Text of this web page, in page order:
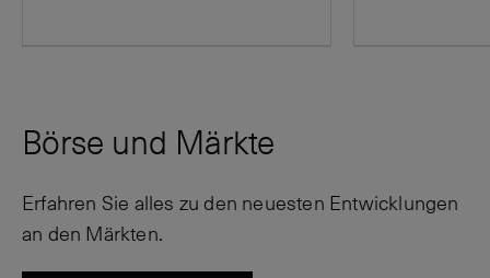
Börse und Märkte
Erfahren Sie alles zu den neuesten Entwicklungen
an den Märkten.